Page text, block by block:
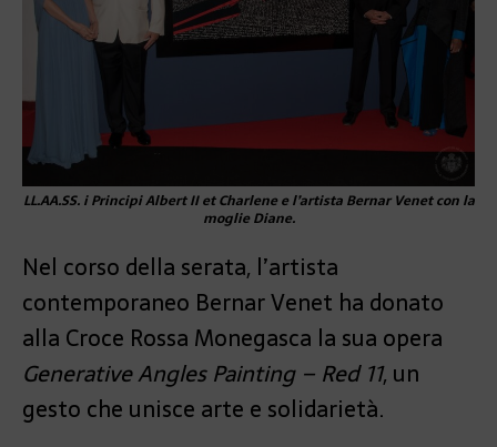
LL.AA.SS. i Principi Albert II et Charlene e l’artista Bernar Venet con la
moglie Diane.
Nel corso della serata, l’artista
contemporaneo Bernar Venet ha donato
alla Croce Rossa Monegasca la sua opera
Generative Angles Painting – Red 11, un
gesto che unisce arte e solidarietà.